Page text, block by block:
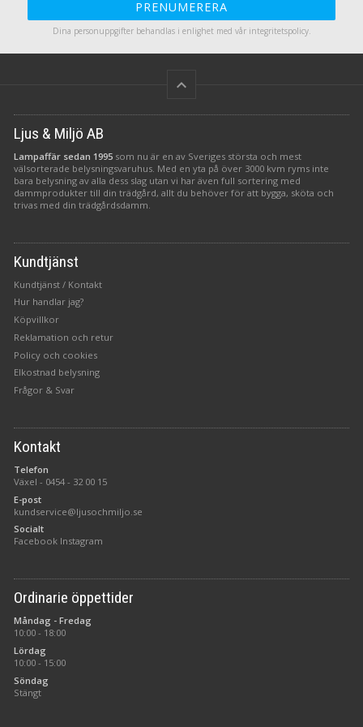
PRENUMERERA
Dina personuppgifter behandlas i enlighet med vår integritetspolicy.
keyboard_arrow_up
Ljus & Miljö AB
Lampaffär sedan 1995 som nu är en av Sveriges största och mest
välsorterade belysningsvaruhus. Med en yta på över 3000 kvm ryms inte
bara belysning av alla dess slag utan vi har även full sortering med
dammprodukter till din trädgård, allt du behöver för att bygga, sköta och
trivas med din trädgårdsdamm.
Kundtjänst
Kundtjänst / Kontakt
Hur handlar jag?
Köpvillkor
Reklamation och retur
Policy och cookies
Elkostnad belysning
Frågor & Svar
Kontakt
Telefon
Växel - 0454 - 32 00 15
E-post
kundservice@ljusochmiljo.se
Socialt
Facebook Instagram
Ordinarie öppettider
Måndag - Fredag
10:00 - 18:00
Lördag
10:00 - 15:00
Söndag
Stängt